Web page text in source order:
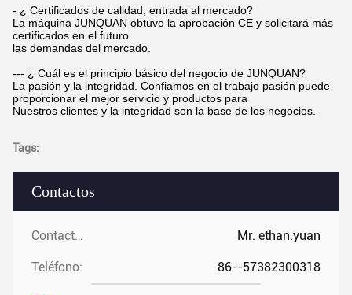
Contactos
Contactos: Mr. ethan.yuan
Teléfono: 86--57382300318
- ¿ Certificados de calidad, entrada al mercado?
La máquina JUNQUAN obtuvo la aprobación CE y solicitará más
certificados en el futuro
las demandas del mercado.
--- ¿ Cuál es el principio básico del negocio de JUNQUAN?
La pasión y la integridad. Confiamos en el trabajo pasión puede
proporcionar el mejor servicio y productos para
Nuestros clientes y la integridad son la base de los negocios.
Tags: